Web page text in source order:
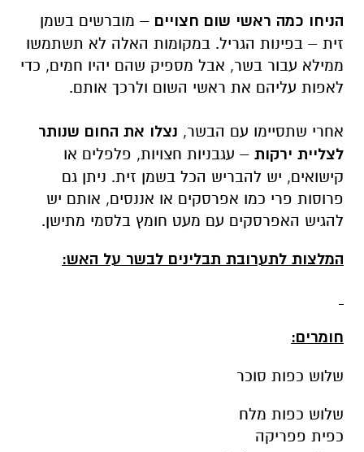
הניחו כמה ראשי שום חצויים – מוברשים בשמן
זית – בפינות הגריל. במקומות האלה לא תשתמשו
ממילא עבור בשר, אבל מספיק שהם יהיו חמים, כדי
לאפות עליהם את ראשי השום ולרכך אותם.
אחרי שתסיימו עם הבשר, נצלו את החום שנותר
לצליית ירקות – עגבניות חצויות, פלפלים או
קישואים, יש להבריש הכל בשמן זית. ניתן גם
פרוסות פרי כמו אפרסקים או אננסים, אותם יש
להגיש האפרסקים עם מעט חומץ בלסמי מתישן.
המלצות לתערובת תבלינים לבשר על האש:
חומרים:
שלוש כפות סוכר
שלוש כפות מלח
כפית פפריקה